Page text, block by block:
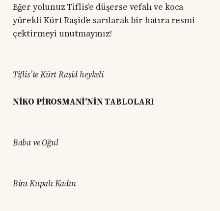
Eğer yolunuz Tiflis’e düşerse vefalı ve koca
yürekli Kürt Raşid’e sarılarak bir hatıra resmi
çektirmeyi unutmayınız!
Tiflis’te Kürt Raşid heykeli
NİKO PİROSMANİ’NİN TABLOLARI
Baba ve Oğul
Bira Kupalı Kadın